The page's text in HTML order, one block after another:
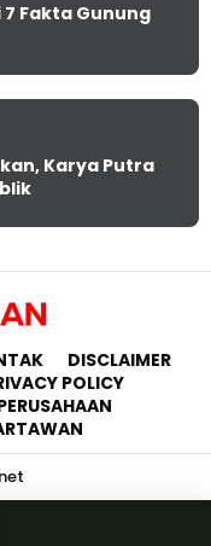
Fakta Gunung
Karya Putra
DISCLAIMER
POLICY